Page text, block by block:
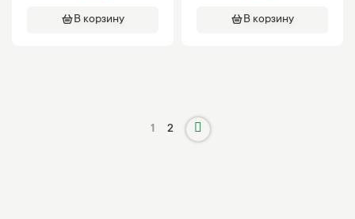
В корзину В корзину
1 2